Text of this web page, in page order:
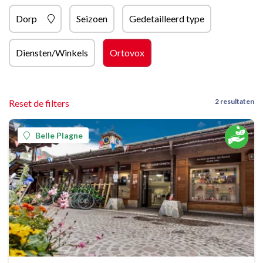
Dorp Seizoen Gedetailleerd type
Diensten/Winkels Ortovox
Reset de filters 2 resultaten
Belle Plagne